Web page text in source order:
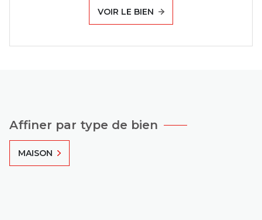
VOIR LE BIEN
Affiner par type de bien
MAISON